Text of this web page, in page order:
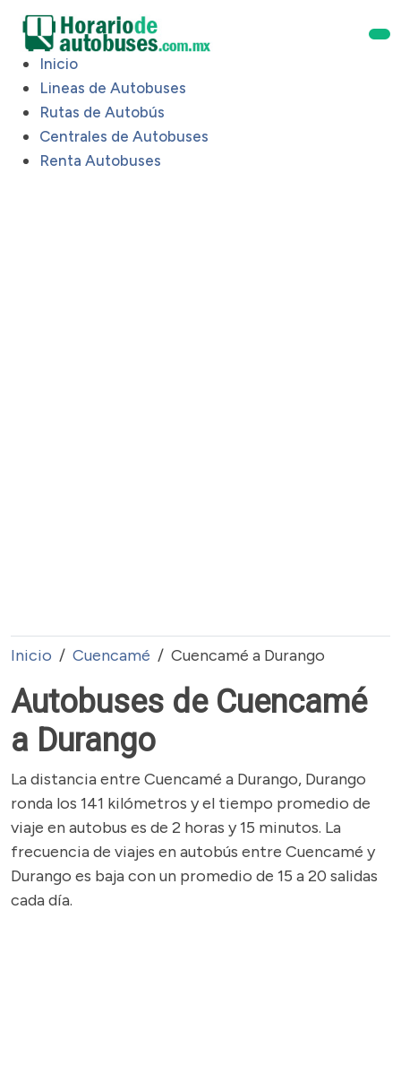
Inicio
Lineas de Autobuses
Rutas de Autobús
Centrales de Autobuses
Renta Autobuses
Inicio Cuencamé Cuencamé a Durango
Autobuses de Cuencamé
a Durango
La distancia entre Cuencamé a Durango, Durango
ronda los 141 kilómetros y el tiempo promedio de
viaje en autobus es de 2 horas y 15 minutos. La
frecuencia de viajes en autobús entre Cuencamé y
Durango es baja con un promedio de 15 a 20 salidas
cada día.